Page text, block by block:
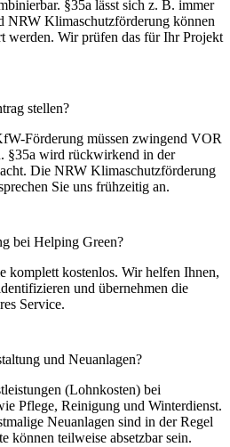
§35a lässt sich z. B. immer
NRW Klimaschutzförderung können
werden. Wir prüfen das für Ihr Projekt
stellen?
Förderung müssen zwingend VOR
§35a wird rückwirkend in der
Die NRW Klimaschutzförderung
Sie uns frühzeitig an.
bei Helping Green?
komplett kostenlos. Wir helfen Ihnen,
und übernehmen die
Service.
und Neuanlagen?
(Lohnkosten) bei
Pflege, Reinigung und Winterdienst.
Neuanlagen sind in der Regel
können teilweise absetzbar sein.